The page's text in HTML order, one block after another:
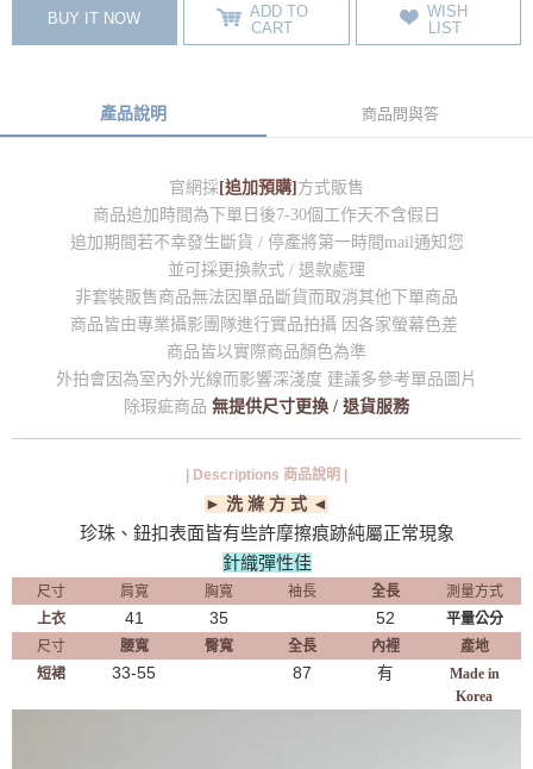
BUY IT NOW
ADD TO
CART
WISH
LIST
產品說明 商品問與答
官網採 [追加預購] 方式販售
商品追加時間為下單日後7-30個工作天不含假日
追加期間若不幸發生斷貨 / 停產將第一時間mail通知您
並可採更換款式 / 退款處理
非套裝販售商品無法因單品斷貨而取消其他下單商品
商品皆由專業攝影團隊進行實品拍攝 因各家螢幕色差
商品皆以實際商品顏色為準
外拍會因為室內外光線而影響深淺度 建議多參考單品圖片
除瑕疵商品 無提供尺寸更換 / 退貨服務
| Descriptions 商品說明 |
► 洗 滌 方 式 ◄
珍珠、鈕扣表面皆有些許摩擦痕跡純屬正常現象
針織彈性佳
尺寸 肩寬 胸寬 袖長 全長
測量方式
上衣
41 35 52
平量公分
尺寸
腰寬 臀寬 全長 內裡
產地
短裙
33-55 87 有
Made in
Korea